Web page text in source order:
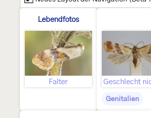
Lebendfotos
Falter
Genitalien